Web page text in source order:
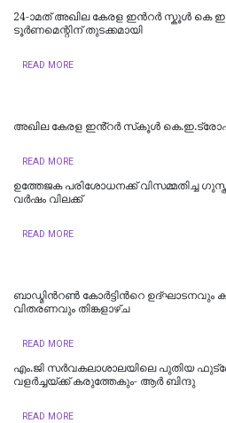
24-ാമത് അഖില കേരള ഇന്‍റർ സ്കൂൾ കെ
ടൂർണമെന്റിന് തുടക്കമായി
READ MORE
അഖില കേരള ഇൻ്റർ സ്‌കൂൾ
READ MORE
ഉത്തേജക പരിശോധനക്ക് വിസമ്മതിച്ച
വർഷം വിലക്ക്
READ MORE
ബാഡ്മിന്‍റൺ കോർട്ടിന്‍റെ ഉദ്ഘാടനവും
വിതരണവും തിങ്കളാഴ്ച
READ MORE
എം.ജി സര്‍വകലാശാലയിലെ പുതിയ
വളര്‍ച്ചയ്ക്ക് കരുത്തേകും- ആര്‍ ബിന്ദു
READ MORE